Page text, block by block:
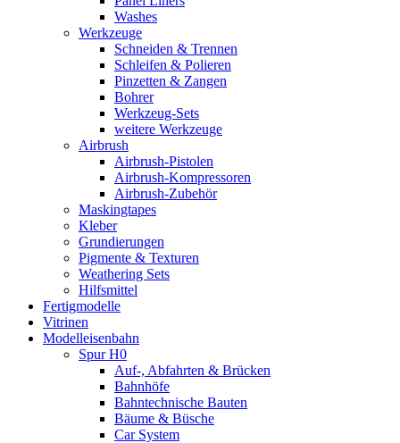
Washes
Werkzeuge
Schneiden & Trennen
Schleifen & Polieren
Pinzetten & Zangen
Bohrer
Werkzeug-Sets
weitere Werkzeuge
Airbrush
Airbrush-Pistolen
Airbrush-Kompressoren
Airbrush-Zubehör
Maskingtapes
Kleber
Grundierungen
Pigmente & Texturen
Weathering Sets
Hilfsmittel
Fertigmodelle
Vitrinen
Modelleisenbahn
Spur H0
Auf-, Abfahrten & Brücken
Bahnhöfe
Bahntechnische Bauten
Bäume & Büsche
Car System